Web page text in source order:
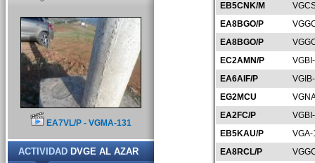
EB5CNK/M
EA8BGO/P
EA8BGO/P
EC2AMN/P
EA6AIF/P
EG2MCU
EA2FC/P
EB5KAU/P
EA8RCL/P
EA7VL/P - VGMA-131
ACTIVIDADDVGE AL AZAR